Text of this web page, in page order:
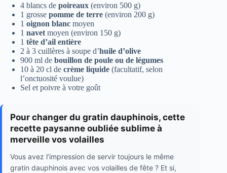
4 blancs de poireaux (environ 500 g)
1 grosse pomme de terre (environ 200 g)
1 oignon blanc moyen
1 navet moyen (environ 150 g)
1 tête d’ail entière
2 à 3 cuillères à soupe d’huile d’olive
900 ml de bouillon de poule ou de légumes
10 à 20 cl de crème liquide (facultatif, selon
l’onctuosité voulue)
Sel et poivre à votre goût
Pour changer du gratin dauphinois, cette
recette paysanne oubliée sublime à
merveille vos volailles
Vous avez l’impression de servir toujours le même
gratin dauphinois avec vos volailles de fête ? Et si,